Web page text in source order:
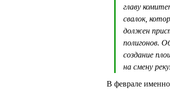
главу
свалок,
должен
полигонов.
создание
на смену
В феврале